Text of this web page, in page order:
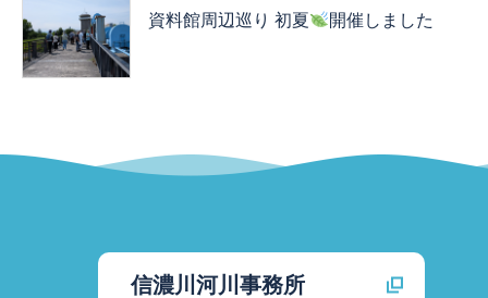
資料館周辺巡り 初夏 開催しました
信濃川河川事務所